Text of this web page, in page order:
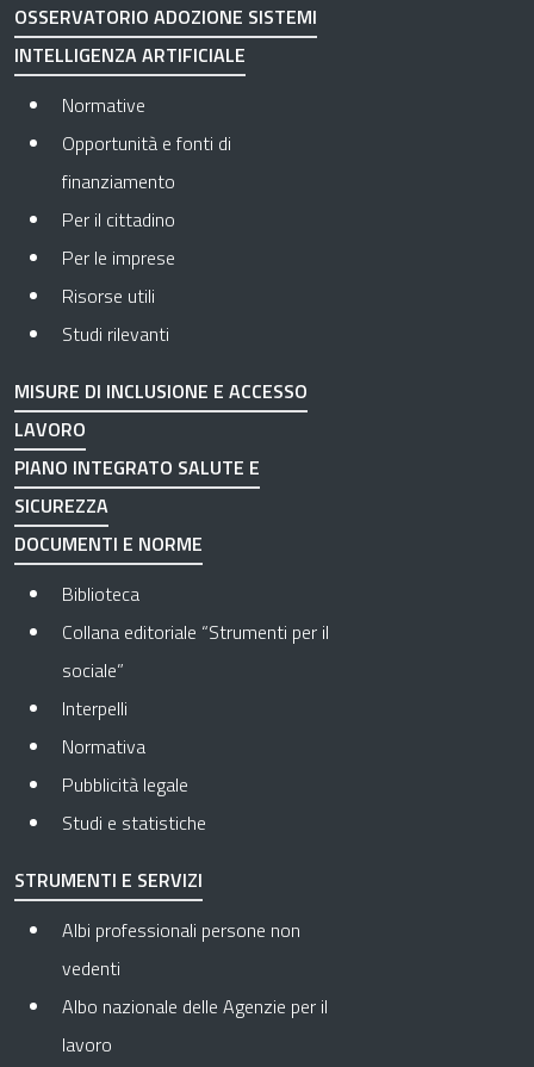
OSSERVATORIO ADOZIONE SISTEMI
INTELLIGENZA ARTIFICIALE
Normative
Opportunità e fonti di
finanziamento
Per il cittadino
Per le imprese
Risorse utili
Studi rilevanti
MISURE DI INCLUSIONE E ACCESSO
LAVORO
PIANO INTEGRATO SALUTE E
SICUREZZA
DOCUMENTI E NORME
Biblioteca
Collana editoriale “Strumenti per il
sociale”
Interpelli
Normativa
Pubblicità legale
Studi e statistiche
STRUMENTI E SERVIZI
Albi professionali persone non
vedenti
Albo nazionale delle Agenzie per il
lavoro